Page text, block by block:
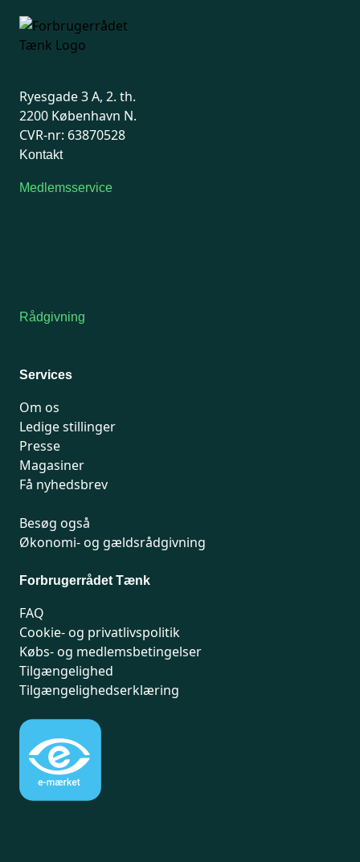
Ryesgade 3 A, 2. th.
2200 København N.
CVR-nr: 63870528
Kontakt
Medlemsservice
Rådgivning
Services
Om os
Ledige stillinger
Presse
Magasiner
Få nyhedsbrev
Besøg også
Økonomi- og gældsrådgivning
Forbrugerrådet Tænk
FAQ
Cookie- og privatlivspolitik
Købs- og medlemsbetingelser
Tilgængelighed
Tilgængelighedserklæring